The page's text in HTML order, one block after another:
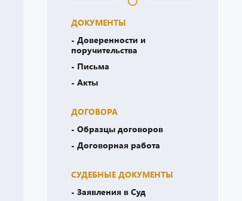
ДОКУМЕНТЫ
- Доверенности и
поручительства
- Письма
- Акты
ДОГОВОРА
- Образцы договоров
- Договорная работа
СУДЕБНЫЕ ДОКУМЕНТЫ
- Заявления в Суд